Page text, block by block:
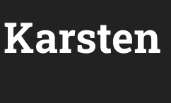
លិខិតប្រិយមិត្ត៖ «កាមតណ្ហា​
មនុស្ស»